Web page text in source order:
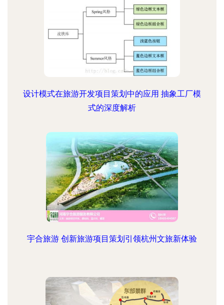
设计模式在旅游开发项目策划中的应用 抽象工厂模
式的深度解析
宇合旅游 创新旅游项目策划引领杭州文旅新体验